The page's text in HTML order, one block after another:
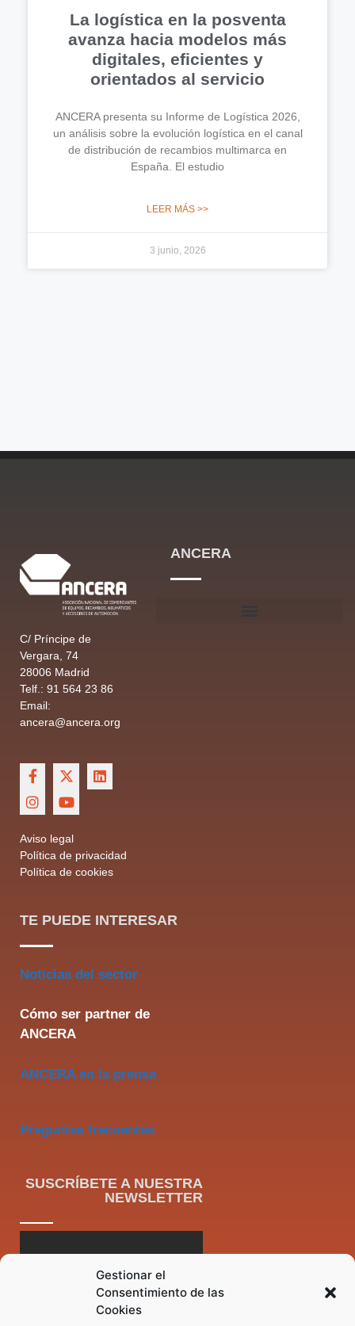
Gestionar el
Consentimiento de las
Cookies
La logística en la posventa
avanza hacia modelos más
digitales, eficientes y
orientados al servicio
ANCERA presenta su Informe de Logística 2026,
un análisis sobre la evolución logística en el canal
de distribución de recambios multimarca en
España. El estudio
LEER MÁS >>
3 junio, 2026
C/ Príncipe de
Vergara, 74
28006 Madrid
Telf.: 91 564 23 86
Email:
ancera@ancera.org
Aviso legal
Política de privacidad
Política de cookies
ANCERA
TE PUEDE INTERESAR
Noticias del sector
Cómo ser partner de
ANCERA
ANCERA en la prensa
Preguntas frecuentes
SUSCRÍBETE A NUESTRA
NEWSLETTER